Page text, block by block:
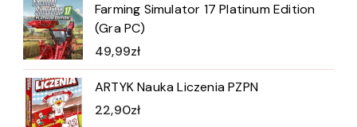
Farming Simulator 17 Platinum Edition
(Gra PC)
49,99zł
ARTYK Nauka Liczenia PZPN
22,90zł